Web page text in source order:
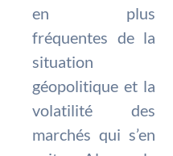
en plus
fréquentes de la
situation
géopolitique et la
volatilité des
marchés qui s’en